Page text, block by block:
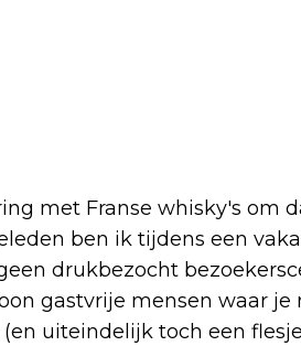
met Franse whisky's om
ben ik tijdens een
drukbezocht
gastvrije mensen waar je
uiteindelijk toch een